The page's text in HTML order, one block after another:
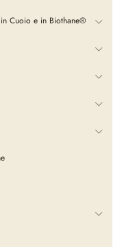
Cuoio e in Biothane®